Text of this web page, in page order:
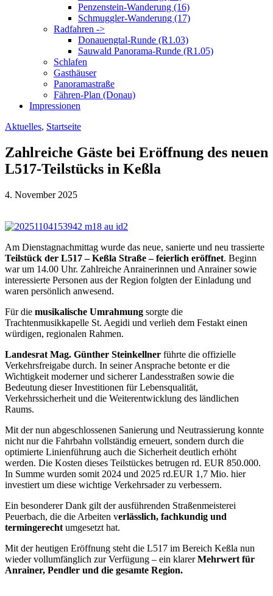
Penzenstein-Wanderung (16)
Schmuggler-Wanderung (17)
Radfahren ->
Donauengtal-Runde (R1.03)
Sauwald Panorama-Runde (R1.05)
Schlafen
Gasthäuser
Panoramastraße
Fähren-Plan (Donau)
Impressionen
Aktuelles, Startseite
Zahlreiche Gäste bei Eröffnung des neuen
L517-Teilstücks in Keßla
4. November 2025
Am Dienstagnachmittag wurde das neue, sanierte und neu trassierte
Teilstück der L517 – Keßla Straße – feierlich eröffnet. Beginn
war um 14.00 Uhr. Zahlreiche Anrainerinnen und Anrainer sowie
interessierte Personen aus der Region folgten der Einladung und
waren persönlich anwesend.
Für die musikalische Umrahmung sorgte die
Trachtenmusikkapelle St. Aegidi und verlieh dem Festakt einen
würdigen, regionalen Rahmen.
Landesrat Mag. Günther Steinkellner führte die offizielle
Verkehrsfreigabe durch. In seiner Ansprache betonte er die
Wichtigkeit moderner und sicherer Landesstraßen sowie die
Bedeutung dieser Investitionen für Lebensqualität,
Verkehrssicherheit und die Weiterentwicklung des ländlichen
Raums.
Mit der nun abgeschlossenen Sanierung und Neu­trassierung konnte
nicht nur die Fahrbahn vollständig erneuert, sondern durch die
optimierte Linienführung auch die Sicherheit deutlich erhöht
werden. Die Kosten dieses Teilstückes betrugen rd. EUR 850.000.
In Summe wurden somit 2024 und 2025 rd.EUR 1,7 Mio. hier
investiert um diese wichtige Verkehrsader zu verbessern.
Ein besonderer Dank gilt der ausführenden Straßenmeisterei
Peuerbach, die die Arbeiten verlässlich, fachkundig und
termingerecht umgesetzt hat.
Mit der heutigen Eröffnung steht die L517 im Bereich Keßla nun
wieder vollumfänglich zur Verfügung – ein klarerMehrwert für
Anrainer, Pendler und die gesamte Region.